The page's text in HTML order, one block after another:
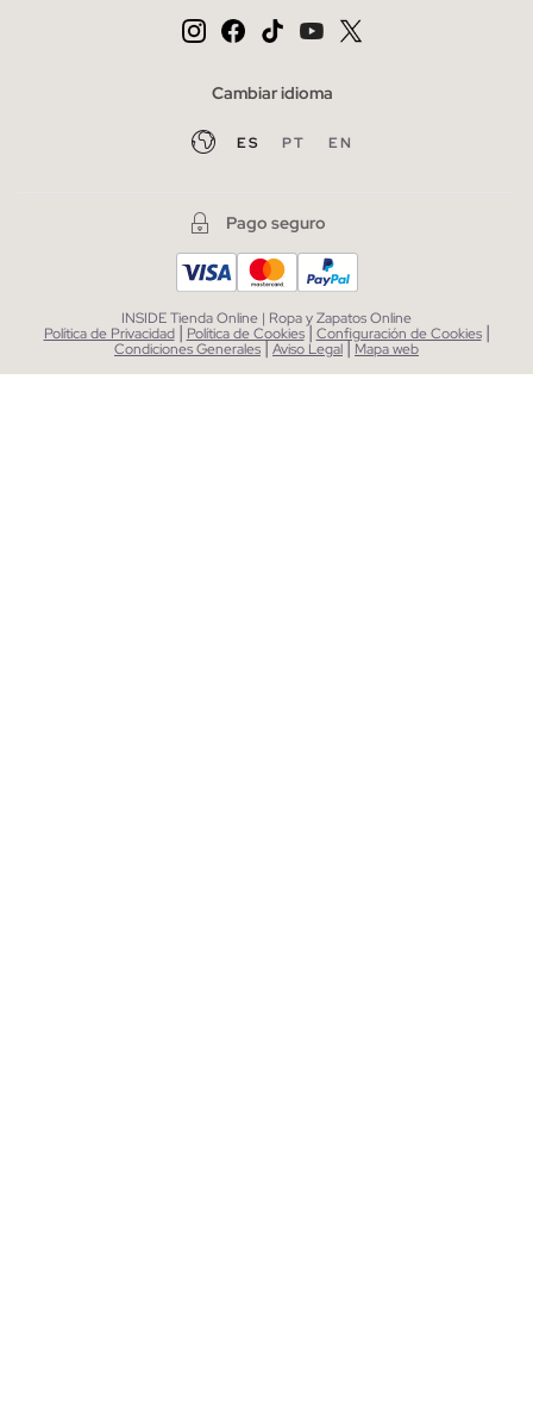
Cambiar idioma
ES PT EN
Pago seguro
INSIDE Tienda Online | Ropa y Zapatos Online
Política de Privacidad | Política de Cookies| Configuración de Cookies |
Condiciones Generales|Aviso Legal| Mapa web